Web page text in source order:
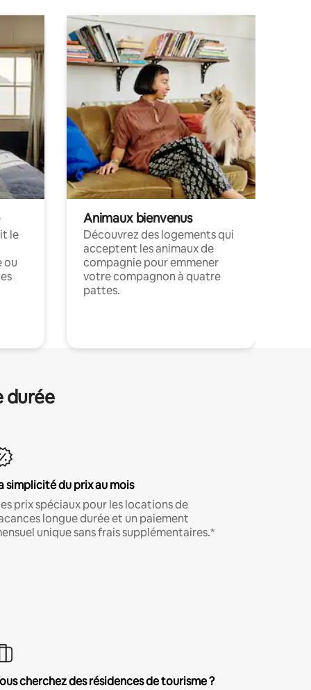
le
ou
Animaux bienvenus
Découvrez des logements qui
acceptent les animaux de
compagnie pour emmener
votre compagnon à quatre
pattes.
durée
simplicité du prix au mois
prix spéciaux pour les locations de
longue durée et un paiement
unique sans frais supplémentaires.*
cherchez des résidences de tourisme ?